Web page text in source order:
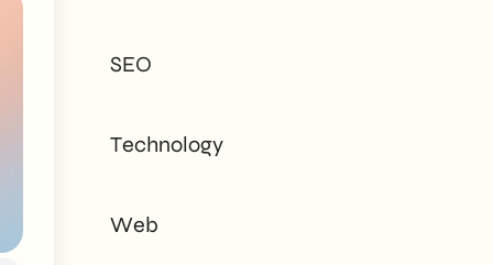
need - corporate or
private.
SEO
Technology
Web